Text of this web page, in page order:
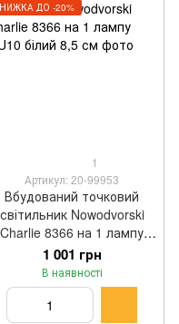
ДО -20%
1
Артикул: 20-99953
Вбудований точковий
світильник Nowodvorski
Charlie 8366 на 1 лампу
GU10 білий 8,5 см
1 001 грн
В наявності